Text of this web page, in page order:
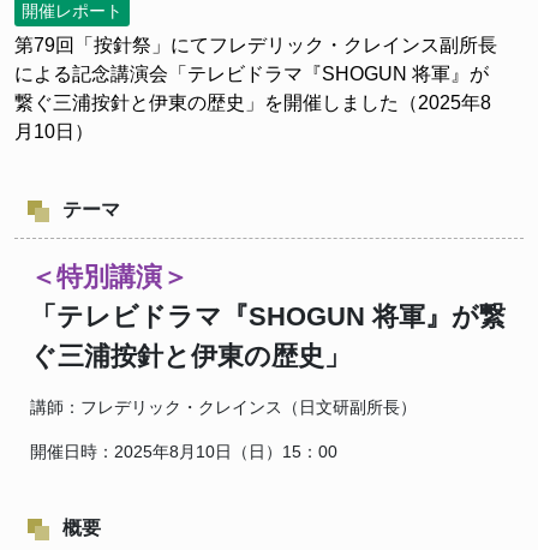
開催レポート
第79回「按針祭」にてフレデリック・クレインス副所長
による記念講演会「テレビドラマ『SHOGUN 将軍』が
繋ぐ三浦按針と伊東の歴史」を開催しました（2025年8
月10日）
テーマ
＜特別講演＞
「テレビドラマ『SHOGUN将軍』が繋
ぐ三浦按針と伊東の歴史」
講師：フレデリック・クレインス（日文研副所長）
開催日時：2025年8月10日（日）15：00
概要